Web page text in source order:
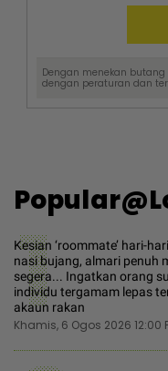
Dengan menekan
dengan peraturan dan
1
Kesian ‘roommate’ hari-
nasi bujang, almari penuh
segera... Ingatkan orang
individu tergamam lepas
akaun rakan
Khamis, 6 Ogos 2026 12:00